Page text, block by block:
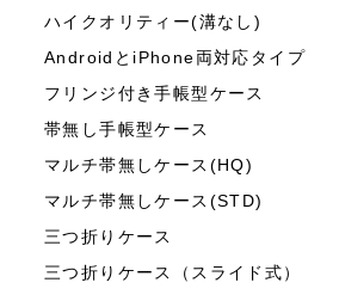
ハイクオリティー(溝なし)
AndroidとiPhone両対応タイプ
フリンジ付き手帳型ケース
帯無し手帳型ケース
マルチ帯無しケース(HQ)
マルチ帯無しケース(STD)
三つ折りケース
三つ折りケース（スライド式）